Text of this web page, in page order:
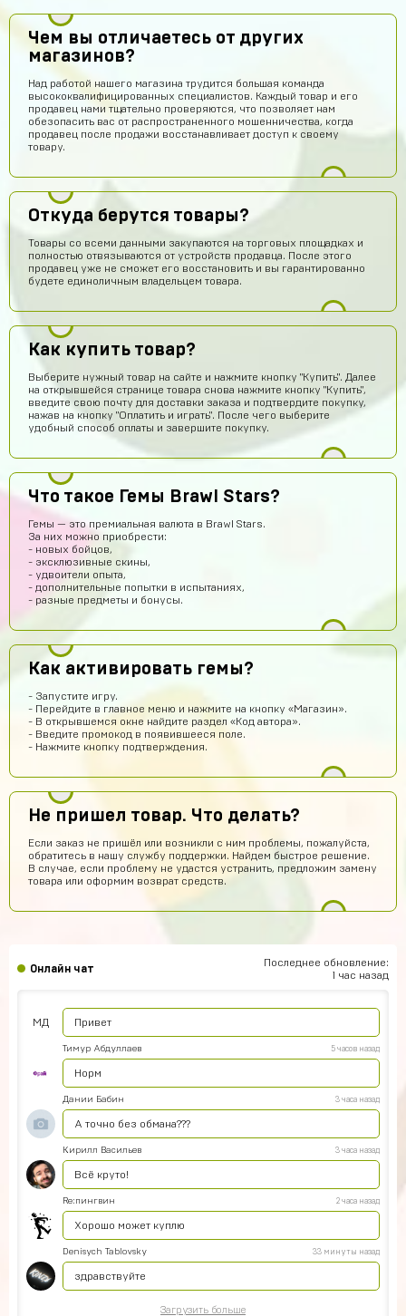
Чем вы отличаетесь от других
магазинов?
Над работой нашего магазина трудится большая команда
высококвалифицированных специалистов. Каждый товар и его
продавец нами тщательно проверяются, что позволяет нам
обезопасить вас от распространенного мошенничества, когда
продавец после продажи восстанавливает доступ к своему
товару.
Откуда берутся товары?
Товары со всеми данными закупаются на торговых площадках и
полностью отвязываются от устройств продавца. После этого
продавец уже не сможет его восстановить и вы гарантированно
будете единоличным владельцем товара.
Как купить товар?
Выберите нужный товар на сайте и нажмите кнопку "Купить". Далее
на открывшейся странице товара снова нажмите кнопку "Купить",
введите свою почту для доставки заказа и подтвердите покупку,
нажав на кнопку "Оплатить и играть". После чего выберите
удобный способ оплаты и завершите покупку.
Что такое Гемы Brawl Stars?
Гемы — это премиальная валюта в Brawl Stars.
За них можно приобрести:
- новых бойцов,
- эксклюзивные скины,
- удвоители опыта,
- дополнительные попытки в испытаниях,
- разные предметы и бонусы.
Как активировать гемы?
- Запустите игру.
- Перейдите в главное меню и нажмите на кнопку «Магазин».
- В открывшемся окне найдите раздел «Код автора».
- Введите промокод в появившееся поле.
- Нажмите кнопку подтверждения.
Не пришел товар. Что делать?
Если заказ не пришёл или возникли с ним проблемы, пожалуйста,
обратитесь в нашу службу поддержки. Найдем быстрое решение.
В случае, если проблему не удастся устранить, предложим замену
товара или оформим возврат средств.
Онлайн чат
Последнее обновление:
1 час назад
Yaroslav Bulavintcev
Ку
Тимофей Колесников
chromov78
привет
one love
имба
stickers01
Эльжан Якутов 9 часов назад
Помогите пожалуйста, как войти в аккаунт????
seruipol 8 часов назад
что за промо коды ?
Я купил акк
МД Привет
Тимур Абдуллаев 5 часов назад
Норм
Дании Бабин 3 часа назад
А точно без обмана???
Кирилл Васильев 3 часа назад
Всё круто!
Re:пингвин 2 часа назад
Хорошо может куплю
Denisych Tablovsky 33 минуты назад
здравствуйте
Загрузить больше